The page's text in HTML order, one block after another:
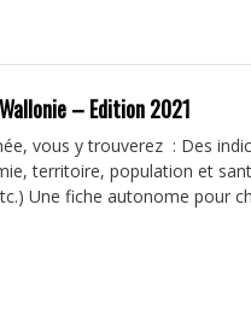
– Edition 2021
vous y trouverez : Des
territoire, population et
Une fiche autonome pour